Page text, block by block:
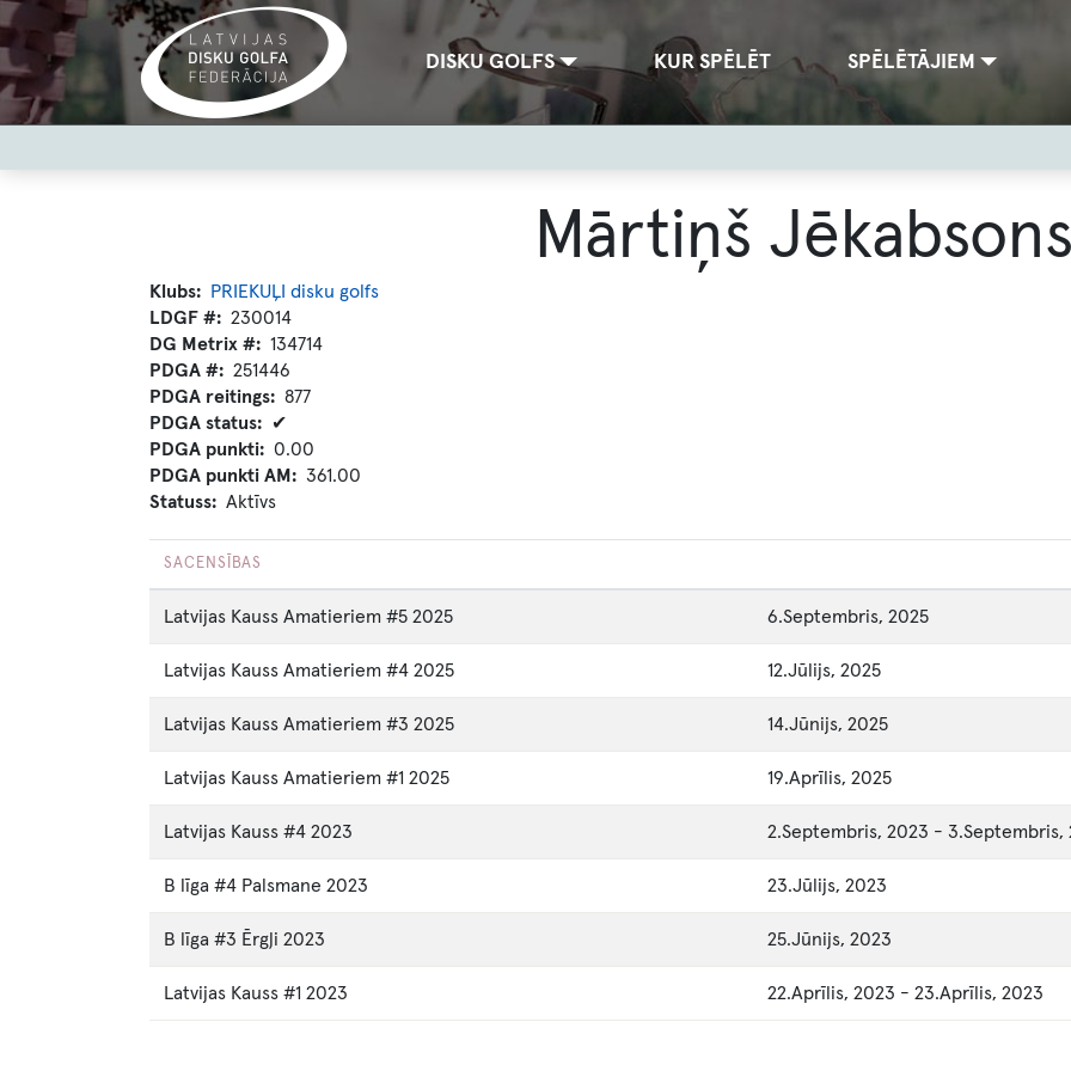
Pārlekt
galveno
saturu
navigationDISKU GOLFS KUR SPĒLĒT SPĒLĒTĀJIEM
menu
Mārtiņš
Klubs
PRIEKUĻI disku golfs
LDGF #
230014
DG Metrix #
134714
PDGA #
251446
PDGA reitings
877
PDGA status
✔
PDGA punkti
0.00
PDGA punkti AM
361.00
Statuss
Aktīvs
SACENSĪBAS
Latvijas Kauss Amatieriem #5 2025 6.Septembris, 2025
Latvijas Kauss Amatieriem #4 2025 12.Jūlijs, 2025
Latvijas Kauss Amatieriem #3 2025 14.Jūnijs, 2025
Latvijas Kauss Amatieriem #1 2025 19.Aprīlis, 2025
Latvijas Kauss #4 2023 2.Septembris, 2023 - 3.Septembris,
B līga #4 Palsmane 2023 23.Jūlijs, 2023
B līga #3 Ērgļi 2023 25.Jūnijs, 2023
Latvijas Kauss #1 2023 22.Aprīlis, 2023 - 23.Aprīlis, 2023